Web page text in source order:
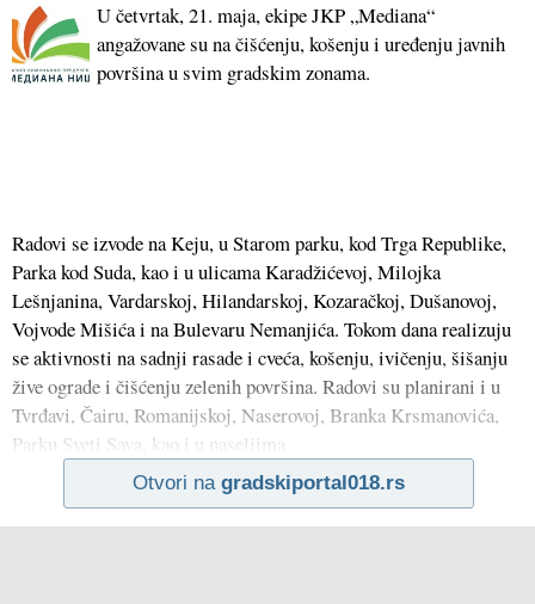
U četvrtak, 21. maja, ekipe JKP „Mediana“
angažovane su na čišćenju, košenju i uređenju javnih
površina u svim gradskim zonama.
Radovi se izvode na Keju, u Starom parku, kod Trga Republike,
Parka kod Suda, kao i u ulicama Karadžićevoj, Milojka
Lešnjanina, Vardarskoj, Hilandarskoj, Kozaračkoj, Dušanovoj,
Vojvode Mišića i na Bulevaru Nemanjića. Tokom dana realizuju
se aktivnosti na sadnji rasade i cveća, košenju, ivičenju, šišanju
žive ograde i čišćenju zelenih površina. Radovi su planirani i u
Tvrđavi, Čairu, Romanijskoj, Naserovoj, Branka Krsmanovića,
Parku Sveti Sava, kao i u naseljima
Otvori na gradskiportal018.rs